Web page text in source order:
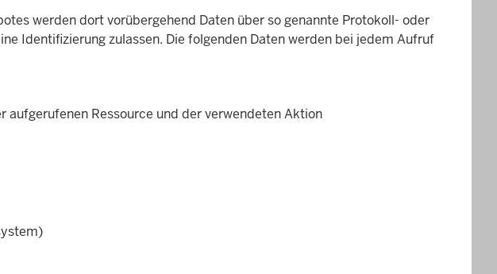
werden dort vorübergehend Daten über so genannte Protokoll- oder
Identifizierung zulassen. Die folgenden Daten werden bei jedem Aufruf
Ressource und der verwendeten Aktion